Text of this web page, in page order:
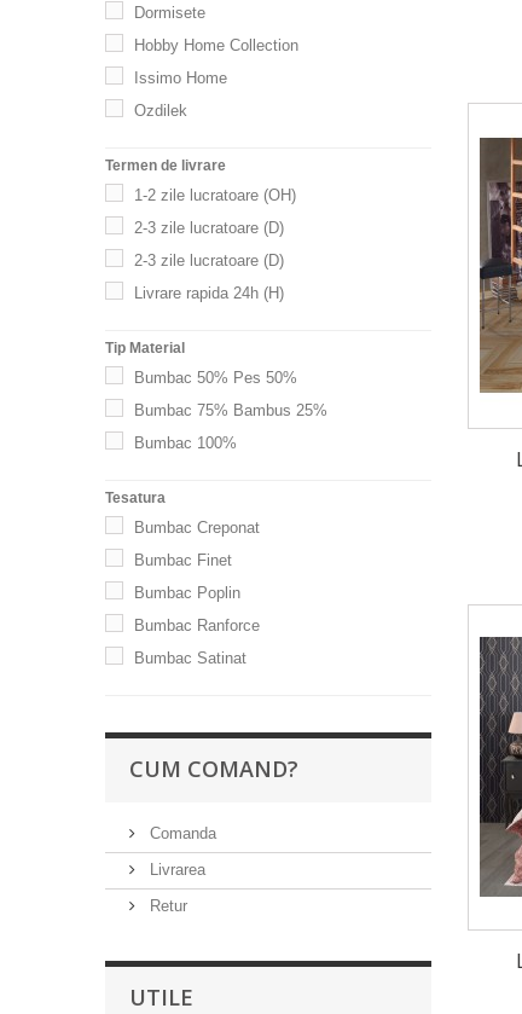
Verde / Verde Mint / Kaki
Visiniu
Dormisete
Hobby Home Collection
Issimo Home
Ozdilek
Termen de livrare
1-2 zile lucratoare (OH)
2-3 zile lucratoare (D)
2-3 zile lucratoare (D)
Livrare rapida 24h (H)
Tip Material
Bumbac 50% Pes 50%
Bumbac 75% Bambus 25%
Bumbac 100%
Tesatura
Bumbac Creponat
Bumbac Finet
Bumbac Poplin
Bumbac Ranforce
Bumbac Satinat
CUM COMAND?
Comanda
Livrarea
Retur
UTILE